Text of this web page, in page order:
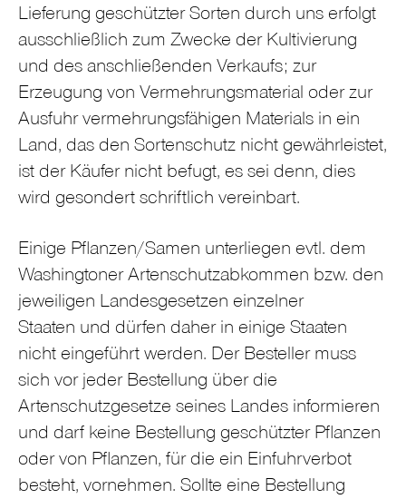
Lieferung geschützter Sorten durch uns erfolgt
ausschließlich zum Zwecke der Kultivierung
und des anschließenden Verkaufs; zur
Erzeugung von Vermehrungsmaterial oder zur
Ausfuhr vermehrungsfähigen Materials in ein
Land, das den Sortenschutz nicht gewährleistet,
ist der Käufer nicht befugt, es sei denn, dies
wird gesondert schriftlich vereinbart.
Einige Pflanzen/Samen unterliegen evtl. dem
Washingtoner Artenschutzabkommen bzw. den
jeweiligen Landesgesetzen einzelner
Staaten und dürfen daher in einige Staaten
nicht eingeführt werden. Der Besteller muss
sich vor jeder Bestellung über die
Artenschutzgesetze seines Landes informieren
und darf keine Bestellung geschützter Pflanzen
oder von Pflanzen, für die ein Einfuhrverbot
besteht, vornehmen. Sollte eine Bestellung